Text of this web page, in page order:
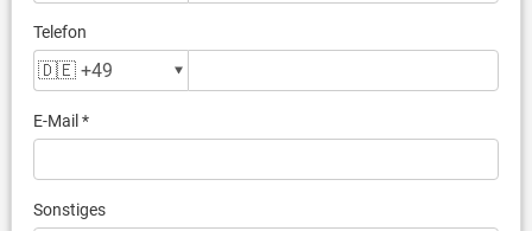
Telefon
E-Mail *
Sonstiges